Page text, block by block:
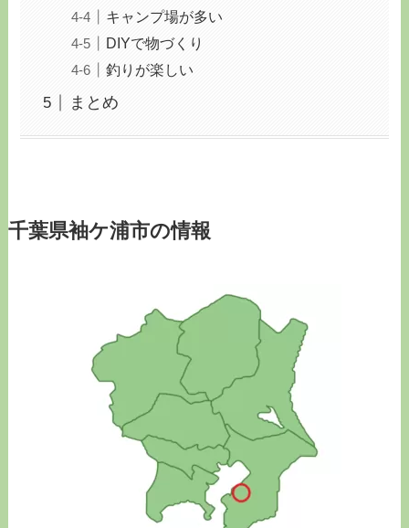
キャンプ場が多い
DIYで物づくり
釣りが楽しい
まとめ
千葉県袖ケ浦市の情報